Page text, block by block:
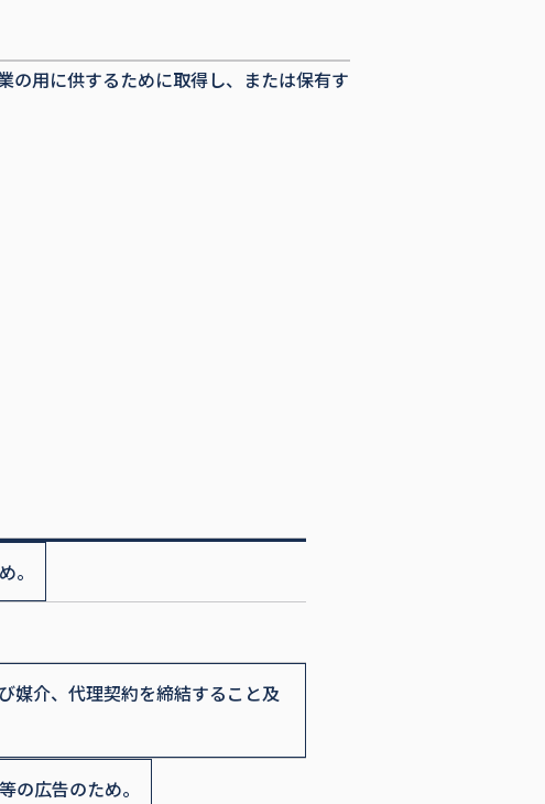
の用に供するために取得し、または保有す
。
媒介、代理契約を締結すること及
の広告のため。